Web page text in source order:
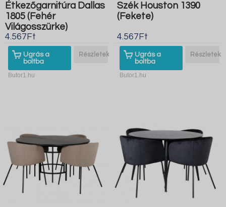
Étkezőgarnitúra Dallas
1805 (Fehér
Világosszürke)
4.567Ft
Ugrás a
boltba
Részletek
Butor1.hu
Szék Houston 1390
(Fekete)
4.567Ft
Ugrás a
boltba
Részletek
Butor1.hu